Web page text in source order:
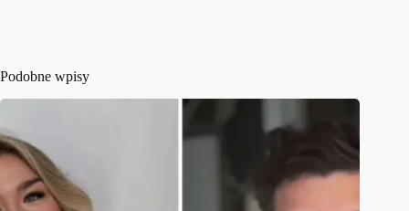
Podobne wpisy